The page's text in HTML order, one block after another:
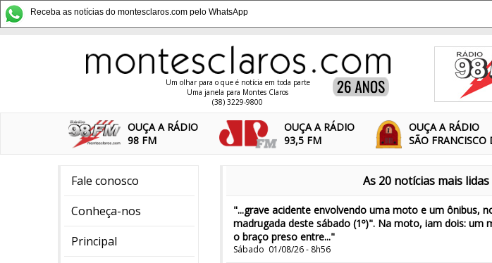
Receba as notícias do montesclaros.com pelo WhatsApp
Um olhar para o que é notícia em toda parte
Uma janela para Montes Claros
(38) 3229-9800
OUÇA A RÁDIO
98 FM
OUÇA A RÁDIO
93,5 FM
OUÇA A RÁDIO
SÃO FRANCISCO
Fale conosco
Conheça-nos
Principal
As 20 notícias mais
"...grave acidente envolvendo uma moto e um ônibus,
madrugada deste sábado (1º)". Na moto, iam dois:
o braço preso entre..."
Sábado 01/08/26 - 8h56